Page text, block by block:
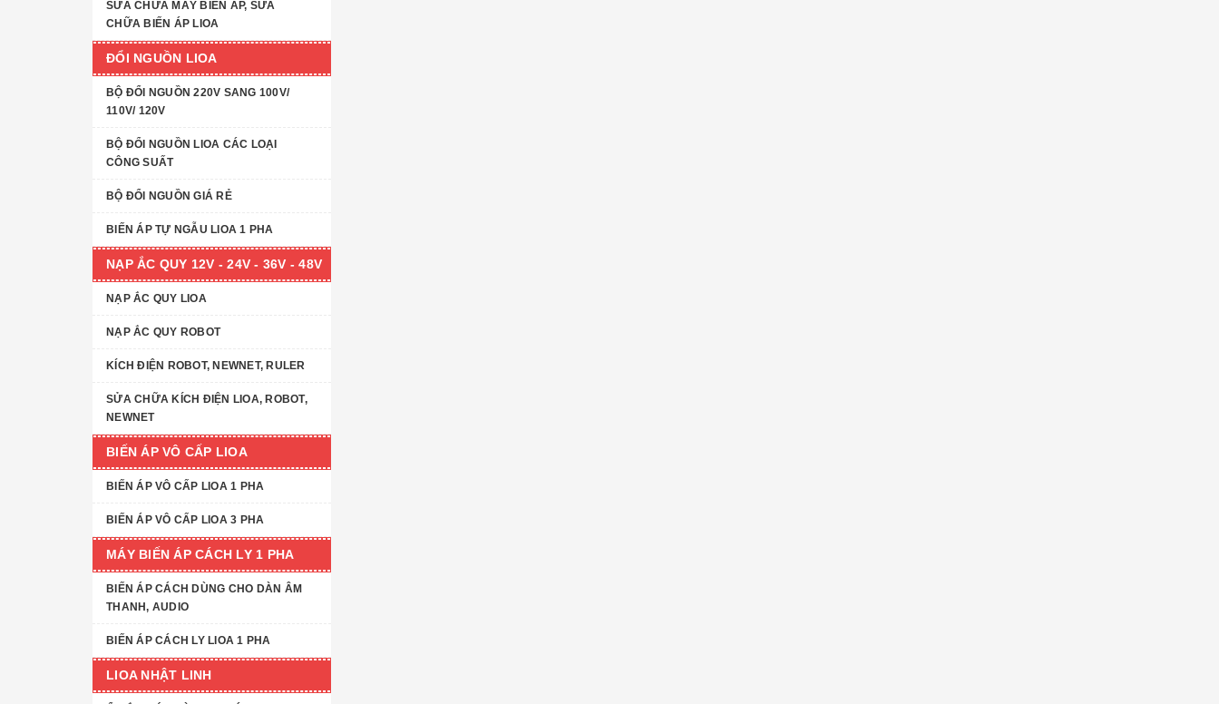
SỬA CHỮA MÁY BIẾN ÁP, SỬA
CHỮA BIẾN ÁP LIOA
ĐỔI NGUỒN LIOA
BỘ ĐỔI NGUỒN 220V SANG 100V/
110V/ 120V
BỘ ĐỔI NGUỒN LIOA CÁC LOẠI
CÔNG SUẤT
BỘ ĐỔI NGUỒN GIÁ RẺ
BIẾN ÁP TỰ NGẪU LIOA 1 PHA
NẠP ẮC QUY 12V - 24V - 36V - 48V
NẠP ẮC QUY LIOA
NẠP ẮC QUY ROBOT
KÍCH ĐIỆN ROBOT, NEWNET, RULER
SỬA CHỮA KÍCH ĐIỆN LIOA, ROBOT,
NEWNET
BIẾN ÁP VÔ CẤP LIOA
BIẾN ÁP VÔ CẤP LIOA 1 PHA
BIẾN ÁP VÔ CẤP LIOA 3 PHA
MÁY BIẾN ÁP CÁCH LY 1 PHA
BIẾN ÁP CÁCH DÙNG CHO DÀN ÂM
THANH, AUDIO
BIẾN ÁP CÁCH LY LIOA 1 PHA
LIOA NHẬT LINH